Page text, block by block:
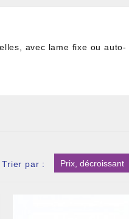
avec lame fixe ou auto-
Trier par : Prix, décroissant